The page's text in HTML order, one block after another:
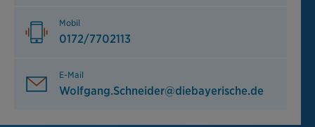
Mobil
0172/7702113
E-Mail
Wolfgang.Schneider@diebayerische.de